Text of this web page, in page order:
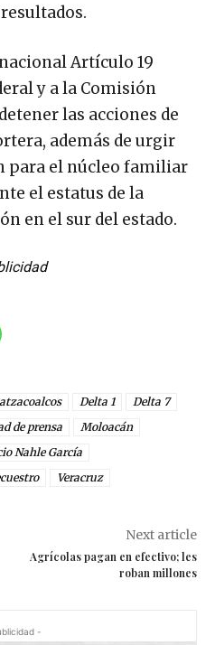
Artículo 19
y a la Comisión
las acciones de
además de urgir
para el núcleo familiar
el estatus de la
en el sur del estado.
Delta 1
Delta 7
de prensa
Moloacán
Nahle García
Veracruz
Next article
Agrícolas pagan en efectivo; les
roban millones
-